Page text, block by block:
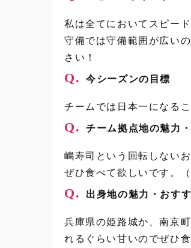
私は全てにおいてスピー
守備では守備範囲が広い
さい！
Q. 今シーズンの目標
チームでは日本一になる
Q. チーム拠点地の魅力
嶋寿司という回転しない
ぜひ食べて欲しいです。
Q. 出身地の魅力・おす
兵庫県の姫路城か、南京
れるぐらい甘いのでぜひ